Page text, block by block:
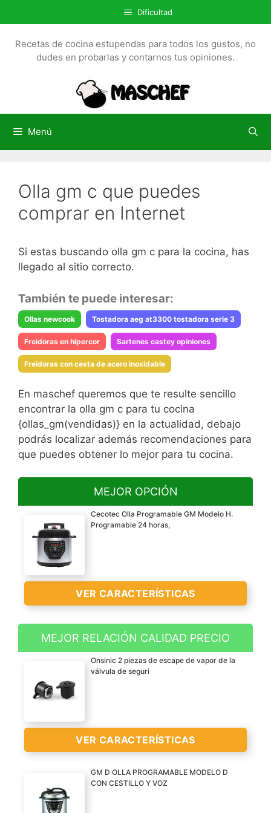
a
l
Dificultad
Recetas de cocina estupendas para todos los gustos, no
dudes en probarlas y contarnos tus opiniones.
Menú
Olla gm c que puedes
comprar en Internet
Si estas buscando olla gm c para la cocina, has
llegado al sitio correcto.
También te puede interesar:
Ollas newcook Tostadora aeg at3300 tostadora serie 3
Freidoras en hipercor Sartenes castey opiniones
Freidoras con cesta de acero inoxidable
En maschef queremos que te resulte sencillo
encontrar la olla gm c para tu cocina
{ollas_gm(vendidas)} en la actualidad, debajo
podrás localizar además recomendaciones para
que puedes obtener lo mejor para tu cocina.
MEJOR OPCIÓN
Cecotec Olla Programable GM Modelo H.
Programable 24 horas,
VER CARACTERÍSTICAS
Robot de cocina
multifunción que cocina
por ti cualquier
elaboración en tiempo
diferentes de cocinar que
te ayudarán a preparar
entrantes, arroces, pasta,
guisos, estofados,
pescado, postres… y
todas las recetas que
MEJOR RELACIÓN CALIDAD PRECIO
Onsinic 2 piezas de escape de vapor de la
válvula de seguri
VER CARACTERÍSTICAS
2 piezas de escape de
GM D OLLA PROGRAMABLE MODELO D
CON CESTILLO Y VOZ